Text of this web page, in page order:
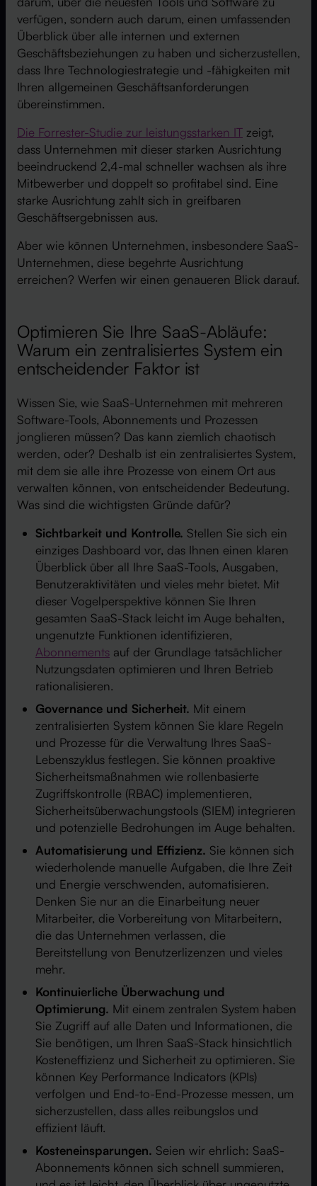
verfügen, sondern auch darum, einen umfassenden
Überblick über alle internen und externen
Geschäftsbeziehungen zu haben und sicherzustellen,
dass Ihre Technologiestrategie und -fähigkeiten mit
Ihren allgemeinen Geschäftsanforderungen
übereinstimmen.
Die Forrester-Studie zur leistungsstarken IT zeigt,
dass Unternehmen mit dieser starken Ausrichtung
beeindruckend 2,4-mal schneller wachsen als ihre
Mitbewerber und doppelt so profitabel sind. Eine
starke Ausrichtung zahlt sich in greifbaren
Geschäftsergebnissen aus.
Aber wie können Unternehmen, insbesondere SaaS-
Unternehmen, diese begehrte Ausrichtung
erreichen? Werfen wir einen genaueren Blick darauf.
Optimieren Sie Ihre SaaS-Abläufe:
Warum ein zentralisiertes System ein
entscheidender Faktor ist
Wissen Sie, wie SaaS-Unternehmen mit mehreren
Software-Tools, Abonnements und Prozessen
jonglieren müssen? Das kann ziemlich chaotisch
werden, oder? Deshalb ist ein zentralisiertes System,
mit dem sie alle ihre Prozesse von einem Ort aus
verwalten können, von entscheidender Bedeutung.
Was sind die wichtigsten Gründe dafür?
Sichtbarkeit und Kontrolle. Stellen Sie sich ein
einziges Dashboard vor, das Ihnen einen klaren
Überblick über all Ihre SaaS-Tools, Ausgaben,
Benutzeraktivitäten und vieles mehr bietet. Mit
dieser Vogelperspektive können Sie Ihren
gesamten SaaS-Stack leicht im Auge behalten,
ungenutzte Funktionen identifizieren,
Abonnements auf der Grundlage tatsächlicher
Nutzungsdaten optimieren und Ihren Betrieb
rationalisieren.
Governance und Sicherheit. Mit einem
zentralisierten System können Sie klare Regeln
und Prozesse für die Verwaltung Ihres SaaS-
Lebenszyklus festlegen. Sie können proaktive
Sicherheitsmaßnahmen wie rollenbasierte
Zugriffskontrolle (RBAC) implementieren,
Sicherheitsüberwachungstools (SIEM) integrieren
und potenzielle Bedrohungen im Auge behalten.
Automatisierung und Effizienz. Sie können sich
wiederholende manuelle Aufgaben, die Ihre Zeit
und Energie verschwenden, automatisieren.
Denken Sie nur an die Einarbeitung neuer
Mitarbeiter, die Vorbereitung von Mitarbeitern,
die das Unternehmen verlassen, die
Bereitstellung von Benutzerlizenzen und vieles
mehr.
Kontinuierliche Überwachung und
Optimierung. Mit einem zentralen System haben
Sie Zugriff auf alle Daten und Informationen, die
Sie benötigen, um Ihren SaaS-Stack hinsichtlich
Kosteneffizienz und Sicherheit zu optimieren. Sie
können Key Performance Indicators (KPIs)
verfolgen und End-to-End-Prozesse messen, um
sicherzustellen, dass alles reibungslos und
effizient läuft.
Kosteneinsparungen. Seien wir ehrlich: SaaS-
Abonnements können sich schnell summieren,